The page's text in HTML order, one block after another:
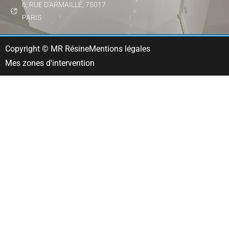
6, RUE D'ARMAILLÉ, 75017
PARIS
Copyright © MR RésineMentions légales
Mes zones d'intervention